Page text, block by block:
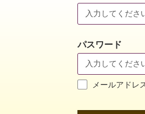
パスワード
メールアドレ